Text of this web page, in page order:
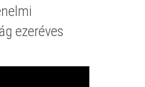
ezeréves